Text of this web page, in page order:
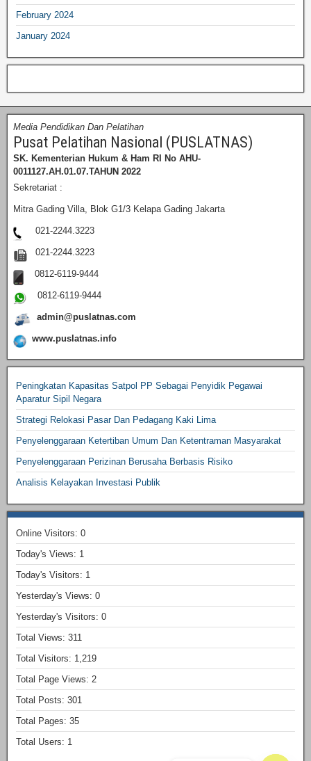
February 2024
January 2024
Media Pendidikan Dan Pelatihan
Pusat Pelatihan Nasional (PUSLATNAS)
SK. Kementerian Hukum & Ham RI
No AHU-
0011127.AH.01.07.TAHUN 2022
Sekretariat :
Mitra Gading Villa, Blok G1/3 Kelapa Gading Jakarta
021-2244.3223
021-2244.3223
0812-6119-9444
0812-6119-9444
admin@puslatnas.com
www.puslatnas.info
Peningkatan Kapasitas Satpol PP Sebagai Penyidik Pegawai
Aparatur Sipil Negara
Strategi Relokasi Pasar Dan Pedagang Kaki Lima
Penyelenggaraan Ketertiban Umum Dan Ketentraman Masyarakat
Penyelenggaraan Perizinan Berusaha Berbasis Risiko
Analisis Kelayakan Investasi Publik
Online Visitors: 0
Today's Views: 1
Today's Visitors: 1
Yesterday's Views: 0
Yesterday's Visitors: 0
Total Views: 311
Total Visitors: 1,219
Total Page Views: 2
Total Posts: 301
Total Pages: 35
Total Users: 1